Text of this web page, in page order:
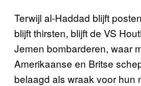
Terwijl al-Haddad blijft
blijft thirsten, blijft de VS
Jemen bombarderen, waar
Amerikaanse en Britse
belaagd als wraak voor hun